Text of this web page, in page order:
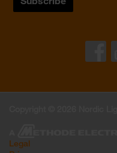
Legal